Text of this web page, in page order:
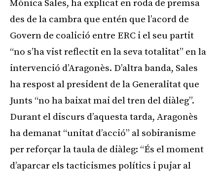
Mònica Sales, ha explicat en roda de premsa
des de la cambra que entén que l’acord de
Govern de coalició entre ERC i el seu partit
“no s’ha vist reflectit en la seva totalitat” en la
intervenció d’Aragonès. D’altra banda, Sales
ha respost al president de la Generalitat que
Junts “no ha baixat mai del tren del diàleg”.
Durant el discurs d’aquesta tarda, Aragonès
ha demanat “unitat d’acció” al sobiranisme
per reforçar la taula de diàleg: “És el moment
d’aparcar els tacticismes polítics i pujar al